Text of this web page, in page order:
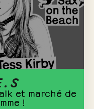
et marché de
!